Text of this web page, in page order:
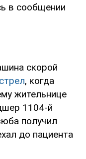
в сообщении
скорой
, когда
жительнице
1104-й
получил
до пациента